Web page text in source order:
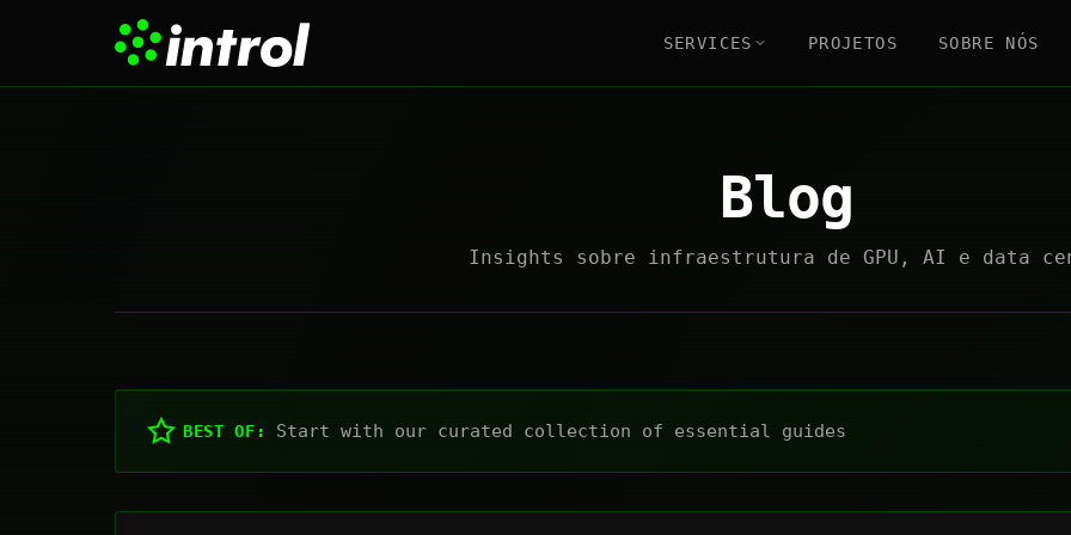
SERVICES PROJETOS SOBRE NÓS
Blog
Insights sobre infraestrutura de GPU, AI e data
BEST OF: Start with our curated collection of essential guides